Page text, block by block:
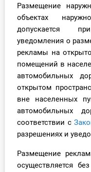
Размещение
объектах
допускается
уведомления о
рекламы на
помещений в
автомобильных
открытом
вне населенных
автомобильных
соответствии с
разрешениях и
Размещение
осуществляется